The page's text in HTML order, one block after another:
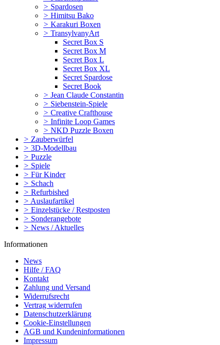
> Spardosen
> Himitsu Bako
> Karakuri Boxen
> TransylvanyArt
Secret Box S
Secret Box M
Secret Box L
Secret Box XL
Secret Spardose
Secret Book
> Jean Claude Constantin
> Siebenstein-Spiele
> Creative Crafthouse
> Infinite Loop Games
> NKD Puzzle Boxen
> Zauberwürfel
> 3D-Modellbau
> Puzzle
> Spiele
> Für Kinder
> Schach
> Refurbished
> Auslaufartikel
> Einzelstücke / Restposten
> Sonderangebote
> News / Aktuelles
Informationen
News
Hilfe / FAQ
Kontakt
Zahlung und Versand
Widerrufsrecht
Vertrag widerrufen
Datenschutzerklärung
Cookie-Einstellungen
AGB und Kundeninformationen
Impressum